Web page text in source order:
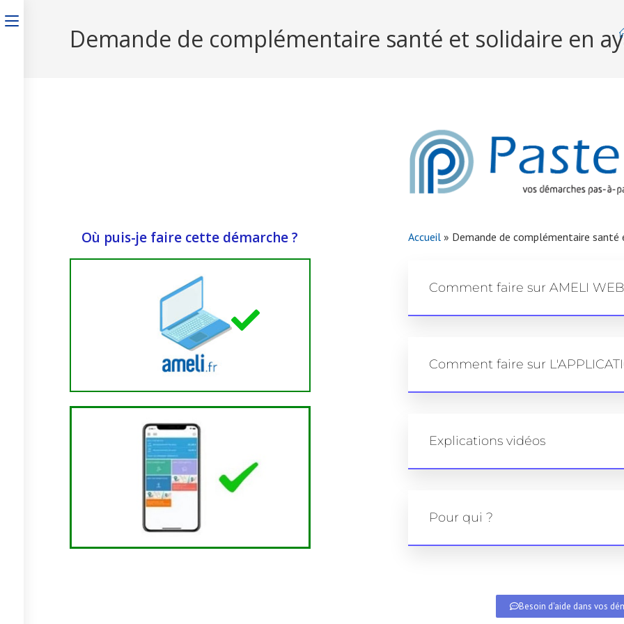
Demande de complémentaire santé et solidaire en
Où puis-je faire cette démarche ? Accueil» Demande de complémentaire santé
Comment faire sur AMELI WEB
Comment faire sur
Explications vidéos
Pour qui ?
Besoin d'aide dans vos